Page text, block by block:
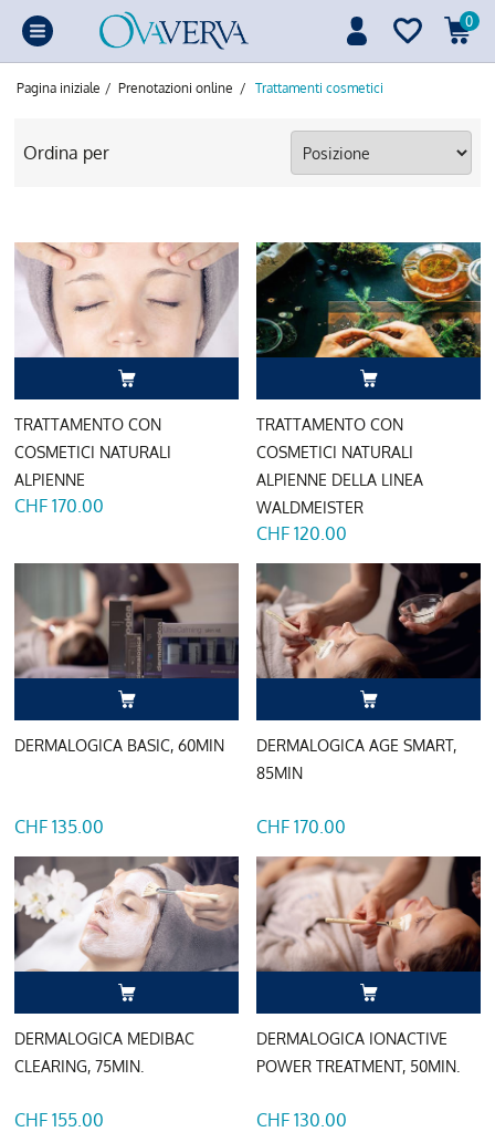
0
Pagina iniziale / Prenotazioni online / Trattamenti cosmetici
Ordina per
TRATTAMENTO CON
COSMETICI NATURALI
ALPIENNE
CHF 170.00
TRATTAMENTO CON
COSMETICI NATURALI
ALPIENNE DELLA LINEA
WALDMEISTER
CHF 120.00
DERMALOGICA BASIC, 60MIN
CHF 135.00
DERMALOGICA AGE SMART,
85MIN
CHF 170.00
DERMALOGICA MEDIBAC
CLEARING, 75MIN.
CHF 155.00
DERMALOGICA IONACTIVE
POWER TREATMENT, 50MIN.
CHF 130.00